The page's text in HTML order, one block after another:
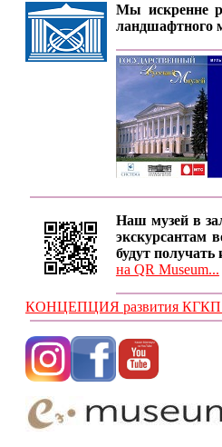
Мы искренне
ландшафтного
Наш музей в
экскурсантам
будут
на QR Museum...
КОНЦЕПЦИЯ развития КГКП